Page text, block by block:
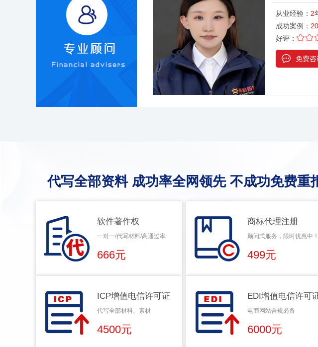
从业经验： 2
成功案例：
好评：
免费咨
代写全部资料 成功率全网领先 不成功免费
软件著作权
一对一/代写材料/高通过率
666元
商标代理注册
顾问式服务，限时优惠中！
499元
ICP增值电信许可证
代写全部材料、素材
4500元
EDI增值电信许可
电商网站合规必备
6000元